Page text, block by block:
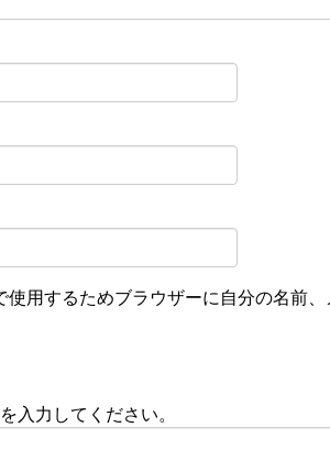
使用するためブラウザーに自分の名前
入力してください。